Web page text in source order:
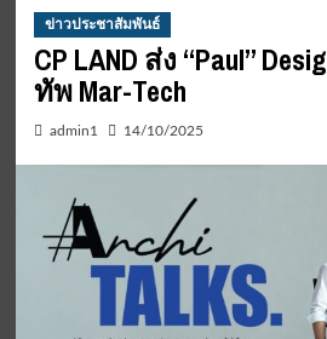
ข่าวประชาสัมพันธ์
CP LAND ส่ง “Paul”
ทัพ Mar-Tech
admin1 14/10/2025